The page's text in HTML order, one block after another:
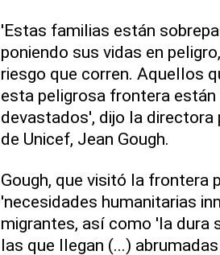
'Estas familias están
poniendo sus vidas en
riesgo que corren. Aquellos
esta peligrosa frontera
devastados', dijo la directora
de Unicef, Jean Gough.
Gough, que visitó la frontera
'necesidades humanitarias
migrantes, así como 'la dura
las que llegan (...)